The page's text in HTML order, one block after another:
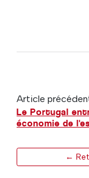
Article
Le Portugal
économie de
←